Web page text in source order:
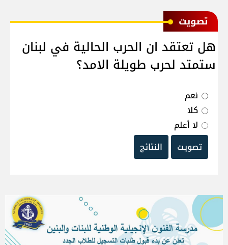
ﺗﺼﻮﻳﺖ
هل تعتقد ان الحرب الحالية في لبنان
ستمتد لحرب طويلة الامد؟
نعم
كلا
لا أعلم
تصويت
النتائج